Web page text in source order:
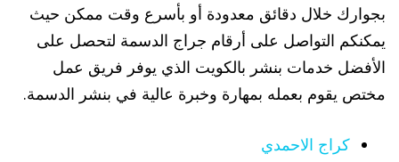
بجوارك خلال دقائق معدودة أو بأسرع وقت ممكن حيث
يمكنكم التواصل على أرقام جراج الدسمة لتحصل على
الأفضل خدمات بنشر بالكويت الذي يوفر فريق عمل
مختص يقوم بعمله بمهارة وخبرة عالية في بنشر الدسمة.
كراج الاحمدي